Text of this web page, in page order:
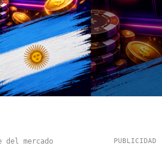
mercado PUBLICIDAD